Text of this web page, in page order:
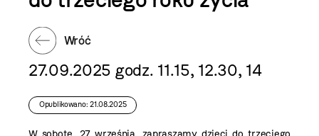
Wróć
27.09.2025 godz. 11.15, 12.30, 14
Opublikowano: 21.08.2025